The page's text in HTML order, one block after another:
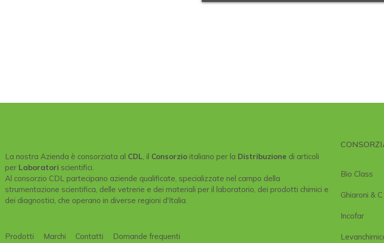
La nostra Azienda è consorziata al CDL, il Consorzio italiano per la Distribuzione di articoli
per Laboratori scientifici.
Al consorzio CDL partecipano aziende qualificate, specializzate nel campo della
strumentazione scientifica, delle vetrerie e dei materiali per il laboratorio, dei prodotti chimici e
dei diagnostici, che operano in diverse regioni d'Italia.
Prodotti Marchi Contatti Domande frequenti
Bio Class
Ghiaroni & C
Incofar